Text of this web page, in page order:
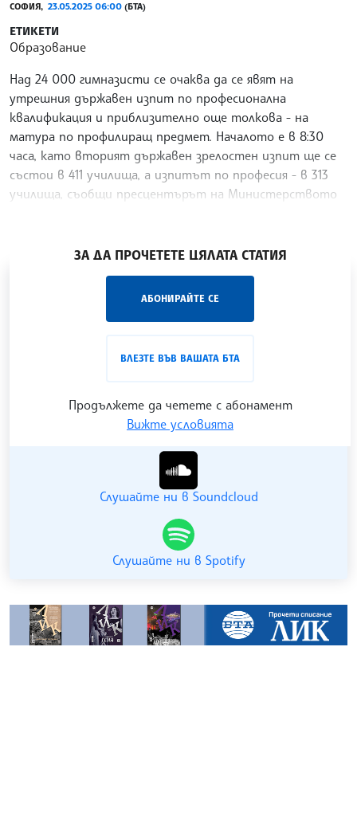
СОФИЯ, 23.05.2025 06:00 (БТА)
ЕТИКЕТИ
Образование
Над 24 000 гимназисти се очаква да се явят на
утрешния държавен изпит по професионална
квалификация и приблизително още толкова - на
матура по профилиращ предмет. Началото е в 8:30
часа, като вторият държавен зрелостен изпит ще се
състои в 411 училища, а изпитът по професия - в 313
училища, съобщи пресцентърът на Министерството
ЗА ДА ПРОЧЕТЕТЕ ЦЯЛАТА СТАТИЯ
АБОНИРАЙТЕ СЕ
ВЛЕЗТЕ ВЪВ ВАШАТА БТА
Продължете да четете с абонамент
Вижте условията
„Час ЛИК“ на БТА е мястото за срещи отблизо с
Гледайте ни в YouTube
Слушайте ни в Soundcloud
Слушайте ни в Spotify